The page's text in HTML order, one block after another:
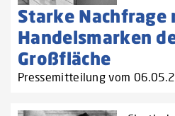
Starke Nachfrage
Handelsmarken
Großfläche
Pressemitteilung vom